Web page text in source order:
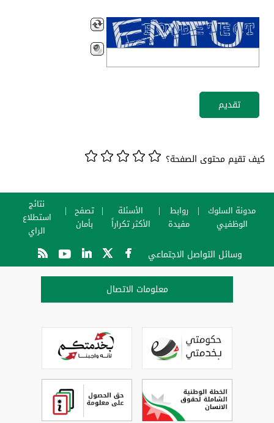
كيف تقيم محتوى الصفحة؟
مدونة السلوك
الوظفيي
روابط
مفيدة
الأسئلة
الأكثر تكراراً
تصفح
بأمان
نتائج
استطلاع
الراي
وسائل التواصل الاجتماعي
معلومات الاتصال